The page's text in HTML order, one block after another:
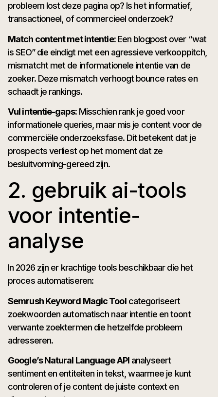
probleem lost deze pagina op? Is het informatief,
transactioneel, of commercieel onderzoek?
Match content met intentie:Een blogpost over “wat
is SEO” die eindigt met een agressieve verkooppitch,
mismatcht met de informationele intentie van de
zoeker. Deze mismatch verhoogt bounce rates en
schaadt je rankings.
Vul intentie-gaps:Misschien rank je goed voor
informationele queries, maar mis je content voor de
commerciële onderzoeksfase. Dit betekent dat je
prospects verliest op het moment dat ze
besluitvorming-gereed zijn.
2. gebruik ai-tools
voor intentie-
analyse
In 2026 zijn er krachtige tools beschikbaar die het
proces automatiseren:
Semrush Keyword Magic Toolcategoriseert
zoekwoorden automatisch naar intentie en toont
verwante zoektermen die hetzelfde probleem
adresseren.
Google’s Natural Language APIanalyseert
sentiment en entiteiten in tekst, waarmee je kunt
controleren of je content de juiste context en